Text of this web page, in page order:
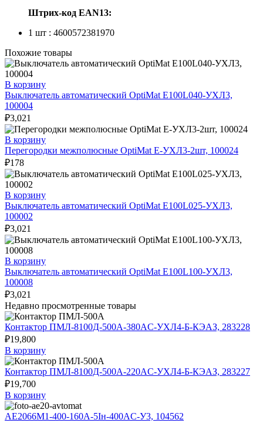
Штрих-код EAN13:
1 шт : 4600572381970
Похожие товары
В корзину
Выключатель автоматический OptiMat E100L040-УХЛ3,
100004
₽3,021
В корзину
Перегородки межполюсные OptiMat E-УХЛ3-2шт, 100024
₽178
В корзину
Выключатель автоматический OptiMat E100L025-УХЛ3,
100002
₽3,021
В корзину
Выключатель автоматический OptiMat E100L100-УХЛ3,
100008
₽3,021
Недавно просмотренные товары
Контактор ПМЛ-8100Д-500А-380AC-УХЛ4-Б-КЭАЗ, 283228
₽19,800
В корзину
Контактор ПМЛ-8100Д-500А-220AC-УХЛ4-Б-КЭАЗ, 283227
₽19,700
В корзину
АЕ2066М1-400-160А-5Iн-400AC-У3, 104562